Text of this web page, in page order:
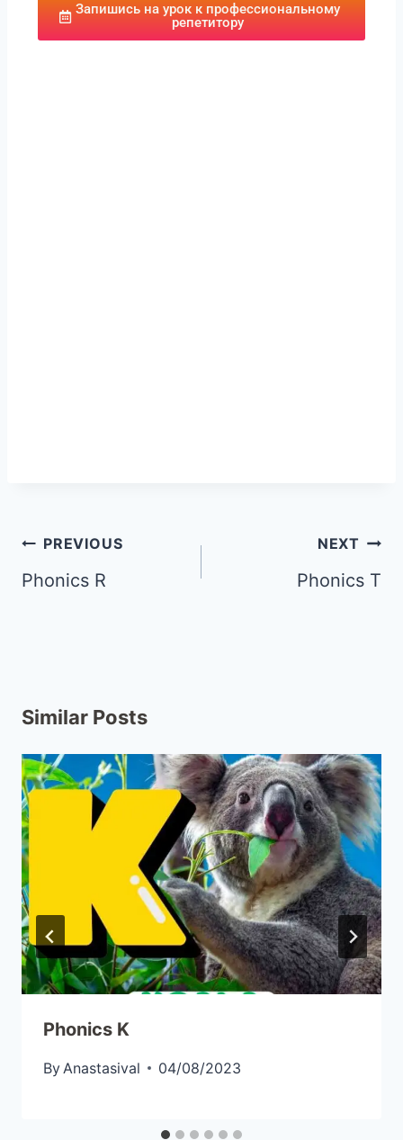
Запишись на урок к профессиональному
репетитору
PREVIOUS
Phonics R
NEXT
Phonics T
Similar Posts
Phonics K
By Anastasival 04/08/2023